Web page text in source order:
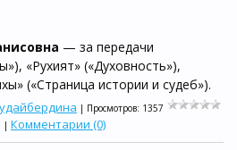
— за передачи
«Рухият» («Духовность»),
(«Страница истории и судеб»).
| Просмотров: 1357
| Комментарии (0)